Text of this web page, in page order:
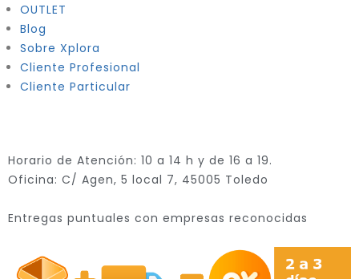
OUTLET
Blog
Sobre Xplora
Cliente Profesional
Cliente Particular
Horario de Atención: 10 a 14 h y de 16 a 19.
Oficina: C/ Agen, 5 local 7, 45005 Toledo
Entregas puntuales con empresas reconocidas